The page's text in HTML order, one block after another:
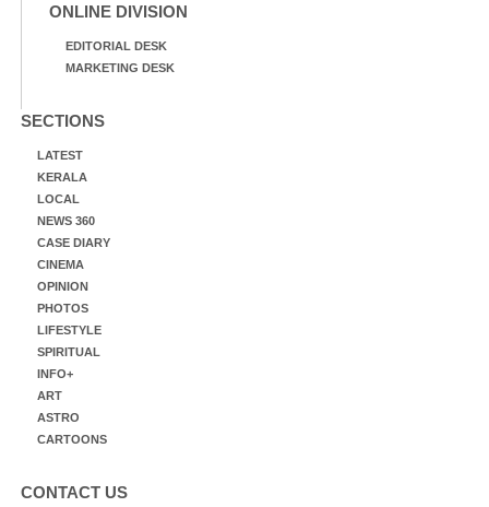
ONLINE DIVISION
EDITORIAL DESK
MARKETING DESK
SECTIONS
LATEST
KERALA
LOCAL
NEWS 360
CASE DIARY
CINEMA
OPINION
PHOTOS
LIFESTYLE
SPIRITUAL
INFO+
ART
ASTRO
CARTOONS
CONTACT US